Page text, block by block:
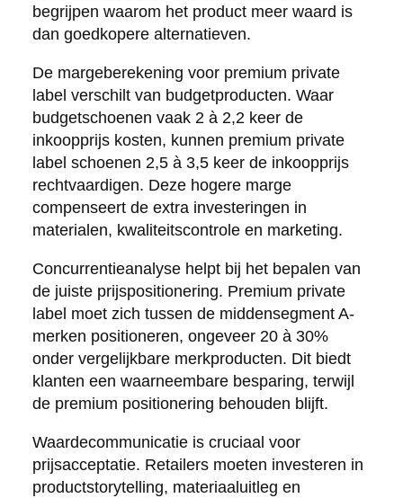
begrijpen waarom het product meer waard is
dan goedkopere alternatieven.
De margeberekening voor premium private
label verschilt van budgetproducten. Waar
budgetschoenen vaak 2 à 2,2 keer de
inkoopprijs kosten, kunnen premium private
label schoenen 2,5 à 3,5 keer de inkoopprijs
rechtvaardigen. Deze hogere marge
compenseert de extra investeringen in
materialen, kwaliteitscontrole en marketing.
Concurrentieanalyse helpt bij het bepalen van
de juiste prijspositionering. Premium private
label moet zich tussen de middensegment A-
merken positioneren, ongeveer 20 à 30%
onder vergelijkbare merkproducten. Dit biedt
klanten een waarneembare besparing, terwijl
de premium positionering behouden blijft.
Waardecommunicatie is cruciaal voor
prijsacceptatie. Retailers moeten investeren in
productstorytelling, materiaaluitleg en